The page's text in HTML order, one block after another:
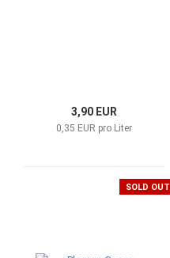
3,90 EUR
0,35 EUR pro Liter
SOLD OUT